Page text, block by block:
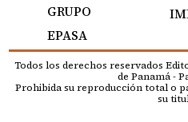
GRUPO
EPASA
Todos los derechos reservados
de Panamá -
Prohibida su reproducción total o
su